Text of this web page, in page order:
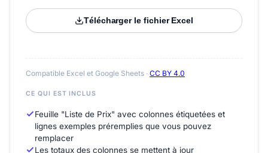
Télécharger le fichier Excel
Compatible Excel et Google Sheets · CC BY 4.0
CE QUI EST INCLUS
Feuille "Liste de Prix" avec colonnes étiquetées et
lignes exemples préremplies que vous pouvez
remplacer
Les totaux des colonnes se mettent à jour